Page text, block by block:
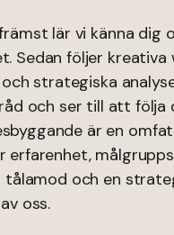
lär vi känna dig
Sedan följer kreativa
strategiska
och ser till att följa
är en
erfarenhet,
tålamod och en
oss.